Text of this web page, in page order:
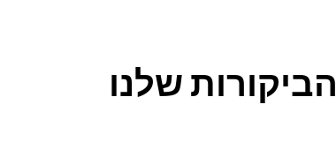
הזמינו עכשיו ותיהנוהביקורות שלנו